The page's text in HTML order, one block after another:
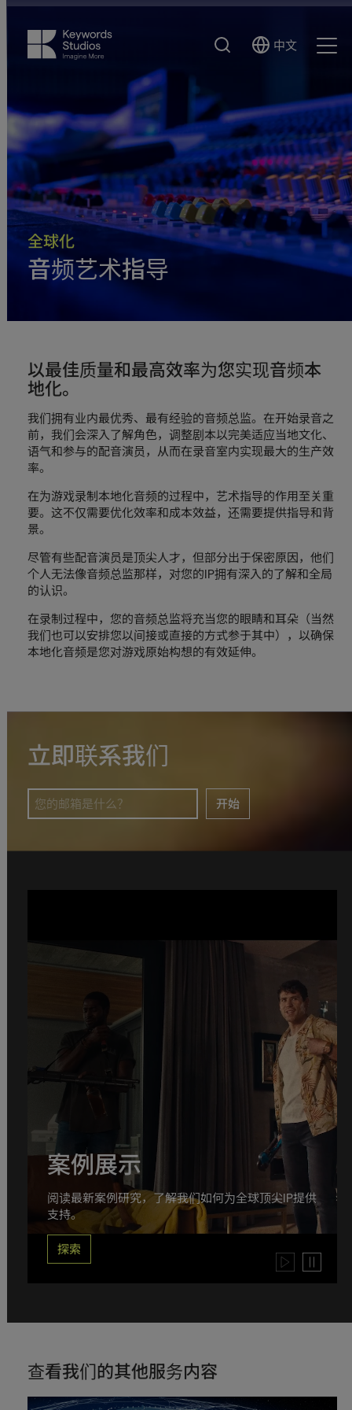
搜
Select
中文
全球化
音频艺术指导
以最佳质量和最高效率为您实现音频本
地化。
我们拥有业内最优秀、最有经验的音频总监。在开始录音之
前，我们会深入了解角色，调整剧本以完美适应当地文化、
语气和参与的配音演员，从而在录音室内实现最大的生产效
率。
在为游戏录制本地化音频的过程中，艺术指导的作用至关重
要。这不仅需要优化效率和成本效益，还需要提供指导和背
景。
尽管有些配音演员是顶尖人才，但部分出于保密原因，他们
个人无法像音频总监那样，对您的IP拥有深入的了解和全局
的认识。
在录制过程中，您的音频总监将充当您的眼睛和耳朵（当然
我们也可以安排您以间接或直接的方式参于其中），以确保
本地化音频是您对游戏原始构想的有效延伸。
立即联系我们
开始
Play
Pause
案例展示
阅读最新案例研究，了解我们如何为全球顶尖IP提供
支持。
探索
查看我们的其他服务内容